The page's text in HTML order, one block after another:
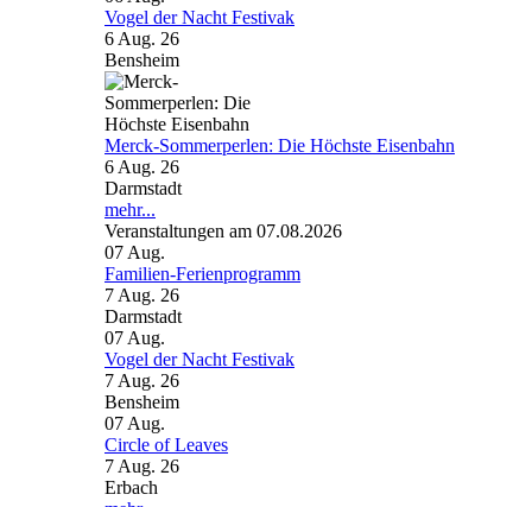
Vogel der Nacht Festivak
6 Aug. 26
Bensheim
Merck-Sommerperlen: Die Höchste Eisenbahn
6 Aug. 26
Darmstadt
mehr...
Veranstaltungen am 07.08.2026
07 Aug.
Familien-Ferienprogramm
7 Aug. 26
Darmstadt
07 Aug.
Vogel der Nacht Festivak
7 Aug. 26
Bensheim
07 Aug.
Circle of Leaves
7 Aug. 26
Erbach